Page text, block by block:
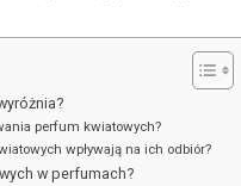
perfum kwiatowych?
wpływają na ich odbiór?
w perfumach?